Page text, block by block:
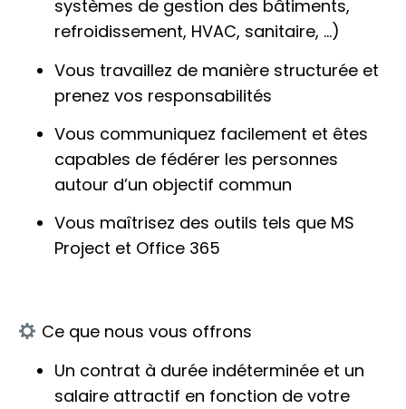
systèmes de gestion des bâtiments,
refroidissement, HVAC, sanitaire, …)
Vous travaillez de manière structurée et
prenez vos responsabilités
Vous communiquez facilement et êtes
capables de fédérer les personnes
autour d’un objectif commun
Vous maîtrisez des outils tels que MS
Project et Office 365
Ce que nous vous offrons
Un contrat à durée indéterminée et un
salaire attractif en fonction de votre